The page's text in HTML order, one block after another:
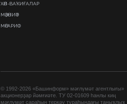
ХӘЛ-ВАҠИҒАЛАР
МӘҘӘНИӘТ
МӘҒАРИФ
© 1992-2026 «Башинформ» мәғлүмәт агентлығы»
акционерҙар йәмғиәте. ТУ 02-01609 һанлы киң
мәғлүмәт сараһын теркәү тураһындағы таныҡлыҡ